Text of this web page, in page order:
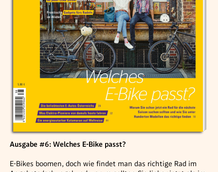
Ausgabe #6: Welches E-Bike passt?
E-Bikes boomen, doch wie findet man das richtige Rad im